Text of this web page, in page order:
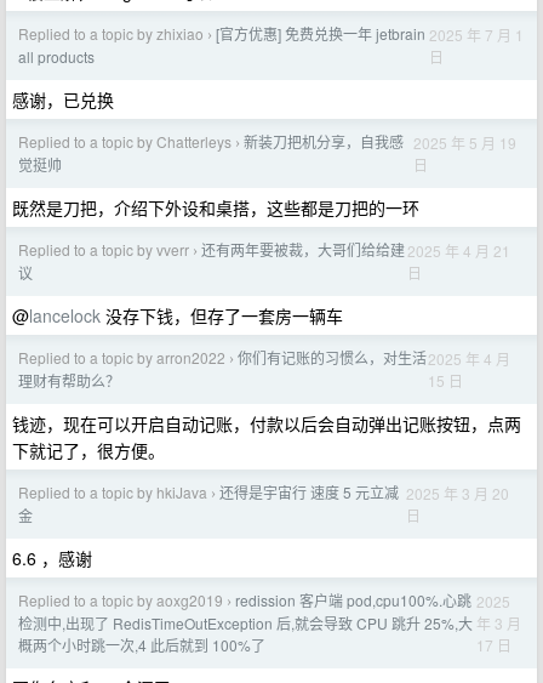
Replied to a topic by zhixiao › [官方优惠] 免费兑换一年 jetbrain
all products
2025 年 7 月 1
日
感谢，已兑换
Replied to a topic by Chatterleys › 新装刀把机分享，自我感
觉挺帅
2025 年 5 月 19
日
既然是刀把，介绍下外设和桌搭，这些都是刀把的一环
Replied to a topic by vverr › 还有两年要被裁，大哥们给给建
议
2025 年 4 月 21
日
@lancelock 没存下钱，但存了一套房一辆车
Replied to a topic by arron2022 › 你们有记账的习惯么，对生活
理财有帮助么？
2025 年 4 月
15 日
钱迹，现在可以开启自动记账，付款以后会自动弹出记账按钮，点两
下就记了，很方便。
Replied to a topic by hkiJava › 还得是宇宙行 速度 5 元立减
金
2025 年 3 月 20
日
6.6 ，感谢
Replied to a topic by aoxg2019 › redission 客户端 pod,cpu100%.心跳
检测中,出现了 RedisTimeOutException 后,就会导致 CPU 跳升 25%,大
概两个小时跳一次,4 此后就到 100%了
2025
年 3 月
17 日